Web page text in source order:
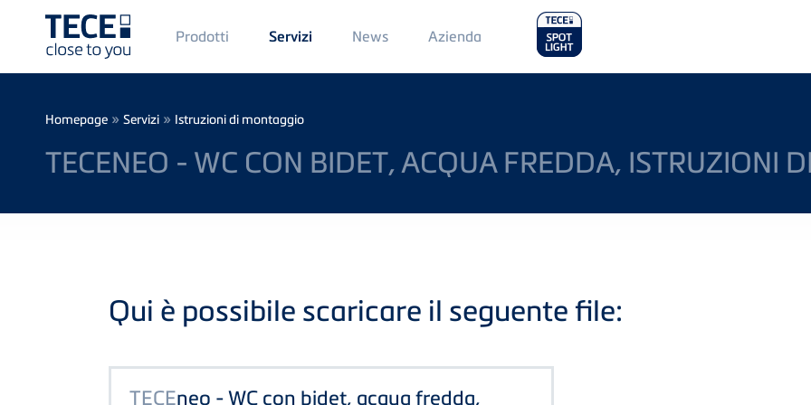
Main
Menü
1
Prodotti Servizi News Main
Menu
2
Azienda
Breadcrumb
Homepage » Servizi » Istruzioni di montaggio
TECENEO - WC CON BIDET, ACQUA FREDDA, ISTRUZIONI
Qui è possibile scaricare il seguente file:
TECEneo - WC con bidet, acqua fredda,